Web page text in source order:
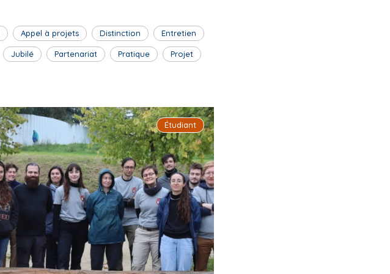
Appel à projets Distinction Entretien
Jubilé Partenariat Pratique Projet
Étudiant